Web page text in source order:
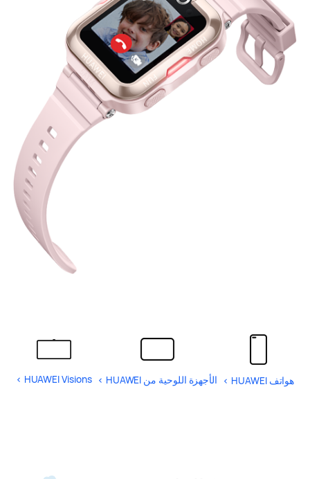
هواتف HUAWEI > الأجهزة اللوحية من HUAWEI > HUAWEI Visions >